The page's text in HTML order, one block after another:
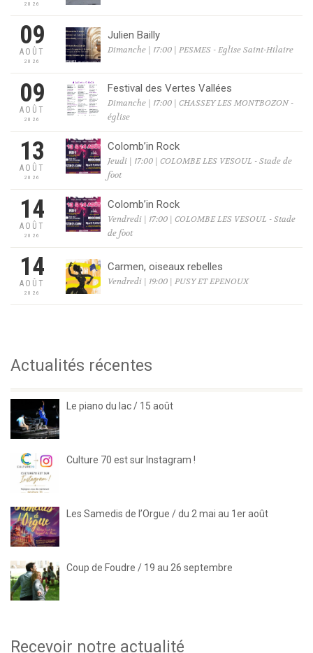
2026
09
AOÛT
2026
Julien Bailly
Dimanche | 17:00 | PESMES - Eglise Saint-Hilaire
09
AOÛT
2026
Festival des Vertes Vallées
Dimanche | 17:00 | CHASSEY LES MONTBOZON -
église
13
AOÛT
2026
Colomb’in Rock
Jeudi | 17:00 | COLOMBE LES VESOUL - Stade de
foot
14
AOÛT
2026
Colomb’in Rock
Vendredi | 17:00 | COLOMBE LES VESOUL - Stade
de foot
14
AOÛT
2026
Carmen, oiseaux rebelles
Vendredi | 19:00 | PUSY ET EPENOUX
Actualités récentes
Le piano du lac / 15 août
Culture 70 est sur Instagram !
Les Samedis de l’Orgue / du 2 mai au 1er août
Coup de Foudre / 19 au 26 septembre
Recevoir notre actualité